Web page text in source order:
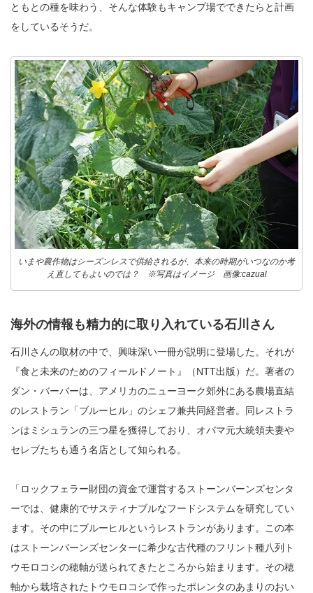
ともとの種を味わう、そんな体験もキャンプ場でできたらと計画
をしているそうだ。
いまや農作物はシーズンレスで供給されるが、本来の時期がいつなのか考
え直してもよいのでは？ ※写真はイメージ 画像:cazual
海外の情報も精力的に取り入れている石川さん
石川さんの取材の中で、興味深い一冊が説明に登場した。それが
『食と未来のためのフィールドノート』（NTT出版）だ。著者の
ダン・バーバーは、アメリカのニューヨーク郊外にある農場直結
のレストラン「ブルーヒル」のシェフ兼共同経営者。同レストラ
ンはミシュランの三つ星を獲得しており、オバマ元大統領夫妻や
セレブたちも通う名店として知られる。
「ロックフェラー財団の資金で運営するストーンバーンズセンタ
ーでは、健康的でサスティナブルなフードシステムを研究してい
ます。その中にブルーヒルというレストランがあります。この本
はストーンバーンズセンターに希少な古代種のフリント種八列ト
ウモロコシの穂軸が送られてきたところから始まります。その穂
軸から栽培されたトウモロコシで作ったポレンタのあまりのおい